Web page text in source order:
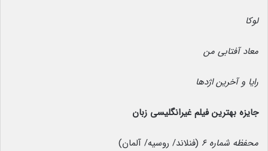
لوکا
معاد آفتابی من
رایا و آخرین اژدها
جایزه بهترین فیلم غیرانگلیسی زبان
محفظه شماره ۶ (فنلاند/ روسیه/ آلمان)